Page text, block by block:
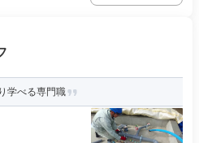
学べる専門職